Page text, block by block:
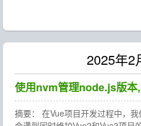
2025年2
使用nvm管理node.js版
摘要： 在Vue项目开发过程中，我